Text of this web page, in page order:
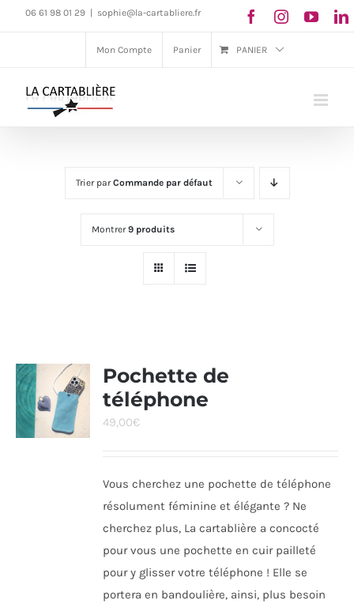
Passer06 61 98 01 29 sophie@la-cartabliere.fr
Mon Compte Panier PANIER
Trier parCommande par défaut
Montrer9 produits
Pochette de
téléphone
49,00€
Vous cherchez une pochette de téléphone
résolument féminine et élégante ? Ne
cherchez plus, La cartablière a concocté
pour vous une pochette en cuir pailleté
pour y glisser votre téléphone ! Elle se
portera en bandoulière, ainsi, plus besoin